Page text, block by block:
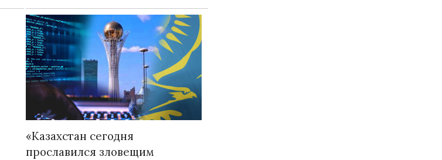
«Казахстан сегодня
прославился зловещим